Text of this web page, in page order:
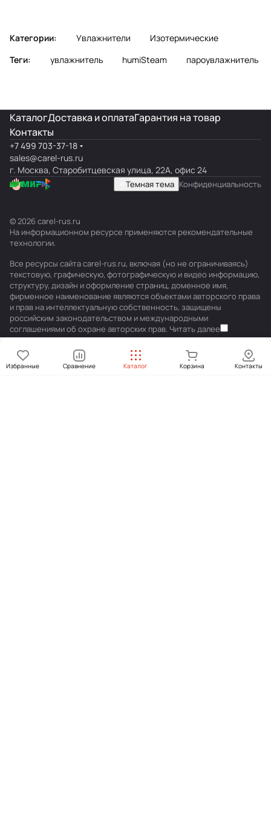
Избранные Сравнение Каталог Корзина Контакты
Категории: Увлажнители
Изотермические
Теги:
увлажнитель humiSteam пароувлажнитель
КаталогДоставка и оплатаГарантия на товар
Контакты
+7 499 703-37-18
sales@carel-rus.ru
г. Москва, Старобитцевская улица, 22А, офис 24
Темная тема Конфиденциальность
© 2026 carel-rus.ru
На информационном ресурсе применяются рекомендательные
технологии.
Все ресурсы сайта carel-rus.ru, включая (но не ограничиваясь)
текстовую, графическую, фотографическую и видео информацию,
структуру, дизайн и оформление страниц, доменное имя,
фирменное наименование являются объектами авторского права
и прав на интеллектуальную собственность, защищены
российским законодательством и международными
соглашениями об охране авторских прав. Читать далее